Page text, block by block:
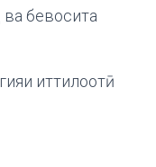
бевосита
иттилоотӣ